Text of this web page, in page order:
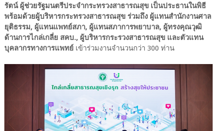
รัตน์ ผู้ช่วยรัฐมนตรีประจำกระทรวงสาธารณสุข เป็นประธานในพิธี
พร้อมด้วยผู้บริหารกระทรวงสาธารณสุข ร่วมถึง ผู้แทนสำนักงานศาล
ยุติธรรม, ผู้แทนแพทย์สภา, ผู้แทนสภาการพยาบาล, ผู้ทรงคุณวุฒิ
ด้านการไกล่เกลี่ย สคบ., ผู้บริหารกระรวงสาธารณสุข และตัวแทน
บุคลากรทางการแพทย์ เข้าร่วมงานจำนวนกว่า 300 ท่าน